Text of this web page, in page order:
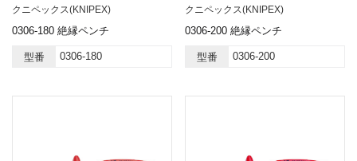
クニペックス(KNIPEX)
0306-180 絶縁ペンチ
型番 0306-180
クニペックス(KNIPEX)
0306-200 絶縁ペンチ
型番 0306-200